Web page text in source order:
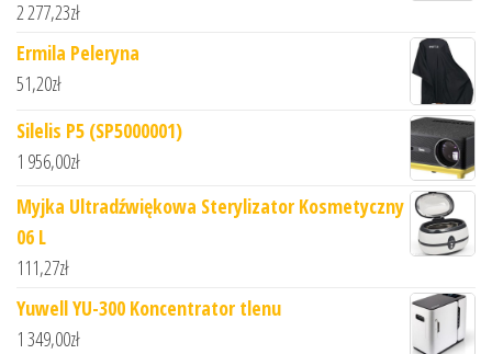
2 277,23zł
Ermila Peleryna
51,20zł
Silelis P5 (SP5000001)
1 956,00zł
Myjka Ultradźwiękowa Sterylizator Kosmetyczny
06 L
111,27zł
Yuwell YU-300 Koncentrator tlenu
1 349,00zł